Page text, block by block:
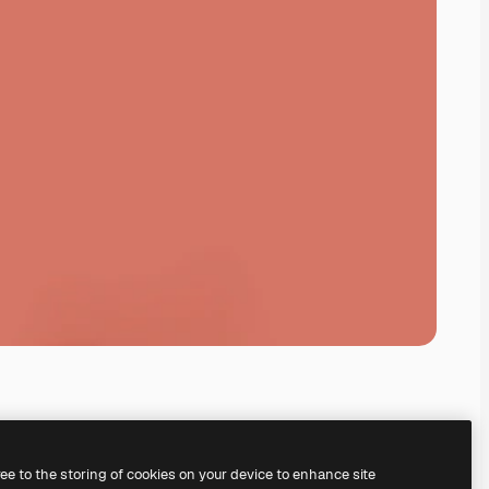
to the storing of cookies on your device to enhance site